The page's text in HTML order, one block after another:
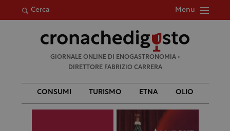
Cerca Menu
per:
GIORNALE ONLINE DI ENOGASTRONOMIA •
DIRETTORE FABRIZIO CARRERA
CONSUMI TURISMO ETNA OLIO